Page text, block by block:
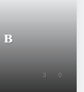
в
3 0